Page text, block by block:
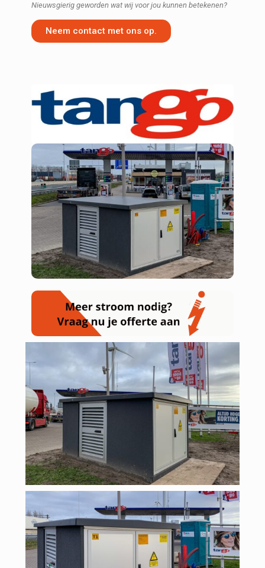
Nieuwsgierig geworden wat wij voor jou kunnen betekenen?
Neem contact met ons op.